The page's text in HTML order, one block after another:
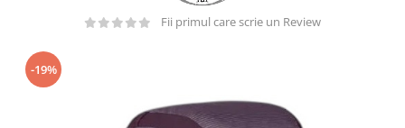
Asigurari
Carabiniere
Fii primul care scrie un Review
-19%